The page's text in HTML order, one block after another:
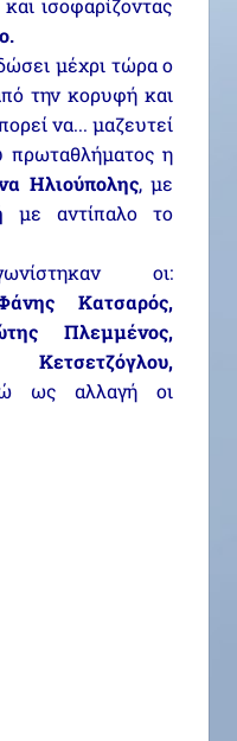
ισοφαρίζοντας
μέχρι τώρα ο
την κορυφή και
να... μαζευτεί
πρωταθλήματος η
Ηλιούπολης, με
με αντίπαλο το
οι:
Κατσαρός,
Πλεμμένος,
ως αλλαγή οι